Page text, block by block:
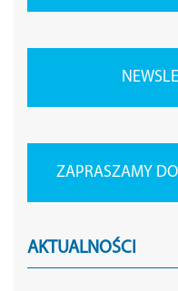
ZAPRASZAMY
AKTUALNOŚCI